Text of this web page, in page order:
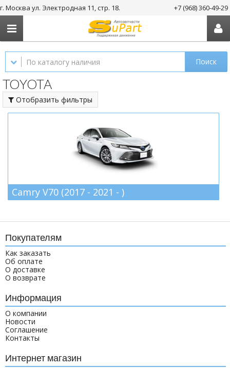
г. Москва ул. Электродная 11, стр. 18. +7 (968) 360-49-29
Поиск
TOYOTA
Отобразить фильтры
Camry V70 (2017 - 2021 - )
Покупателям
Как заказать
Об оплате
О доставке
О возврате
Информация
О компании
Новости
Соглашение
Контакты
Интернет магазин